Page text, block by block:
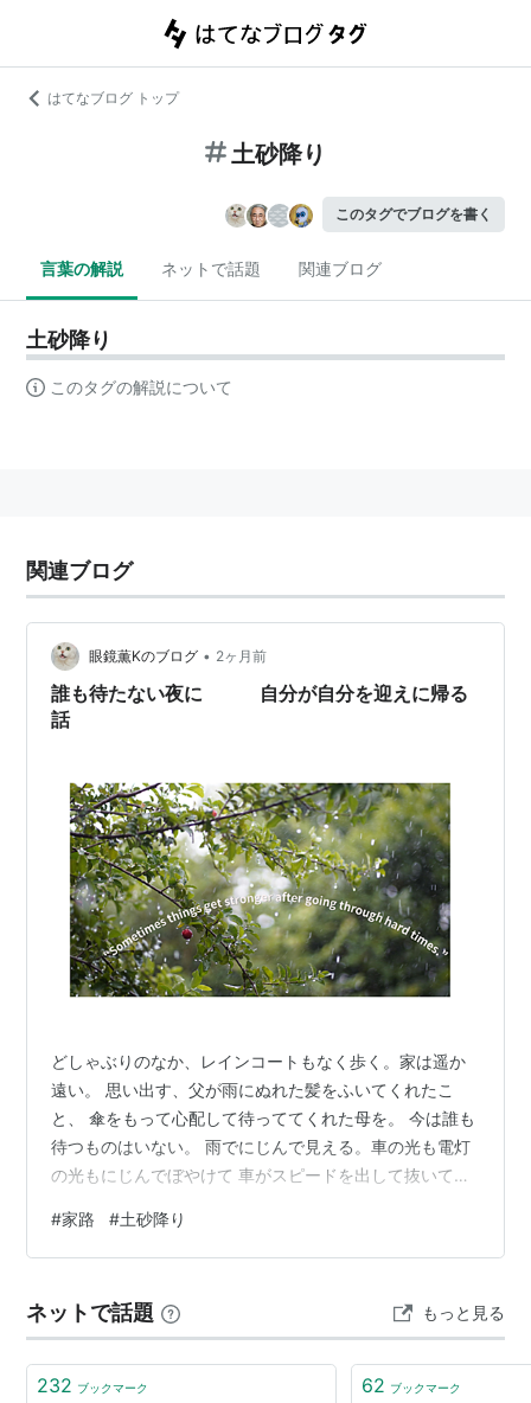
はてなブログ トップ
土砂降り
このタグでブログを書く
言葉の解説 ネットで話題 関連ブログ
土砂降り
このタグの解説について
関連ブログ
眼鏡薫Kのブログ • 2ヶ月前
誰も待たない夜に 自分が自分を迎えに帰る
話
どしゃぶりのなか、レインコートもなく歩く。家は遥か
遠い。 思い出す、父が雨にぬれた髪をふいてくれたこ
と、 傘をもって心配して待っててくれた母を。 今は誰も
待つものはいない。 雨でにじんで見える。車の光も電灯
の光もにじんでぼやけて 車がスピードを出して抜いてい
ることもない。 この雨の中、ずぶぬれなのだ。 歩いても
歩いても家から離れていく感じさえする。 雨の粒が当た
を挙げて降ってくる雨に抗うように。 いつか晴れた日
に、太陽をいっぱいに抱きしめる日に 今日を思い出そ
う。 どしゃぶりのずぶぬれの私…
#家路 #土砂降り
ネットで話題 もっと見る
232 ブックマーク 62 ブックマーク